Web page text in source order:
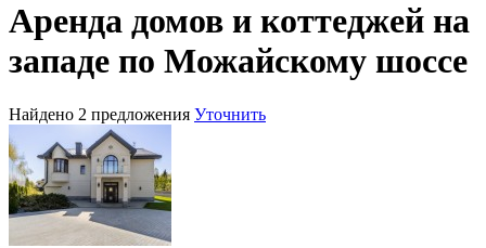
Аренда домов и коттеджей на
западе по Можайскому шоссе
Найдено 2 предложения Уточнить